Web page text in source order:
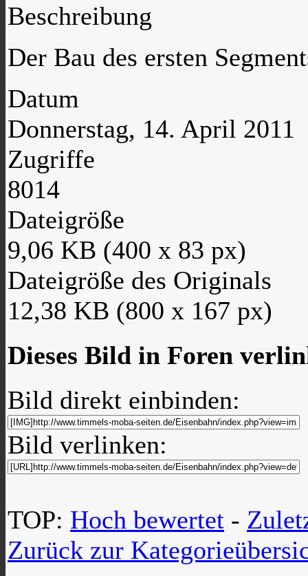
Beschreibung
Der Bau des ersten
Datum
Donnerstag, 14. April 2011
Zugriffe
8014
Dateigröße
9,06 KB (400 x 83 px)
Dateigröße des Originals
12,38 KB (800 x 167 px)
Dieses Bild in Foren
Bild direkt einbinden:
Bild verlinken:
TOP: Hoch bewertet -
Zurück zur